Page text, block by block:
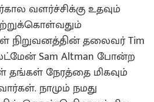
வளர்ச்சிக்கு உதவும்
நிறுவனத்தின் தலைவர் Tim
Sam Altman போன்ற
நேரத்தை மிகவும்
நாமும் நமது